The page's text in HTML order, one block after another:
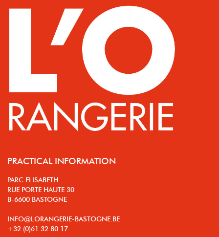
PRACTICAL INFORMATION
PARC ELISABETH
RUE PORTE HAUTE 30
B-6600 BASTOGNE
INFO@LORANGERIE-BASTOGNE.BE
+32 (0)61 32 80 17